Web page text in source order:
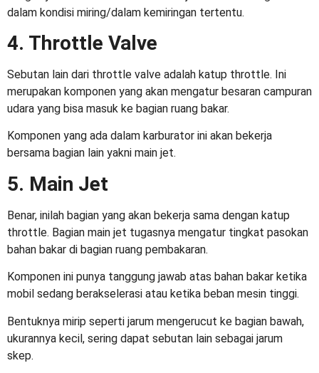
dalam kondisi miring/dalam kemiringan tertentu.
4. Throttle Valve
Sebutan lain dari throttle valve adalah katup throttle. Ini
merupakan komponen yang akan mengatur besaran campuran
udara yang bisa masuk ke bagian ruang bakar.
Komponen yang ada dalam karburator ini akan bekerja
bersama bagian lain yakni main jet.
5. Main Jet
Benar, inilah bagian yang akan bekerja sama dengan katup
throttle. Bagian main jet tugasnya mengatur tingkat pasokan
bahan bakar di bagian ruang pembakaran.
Komponen ini punya tanggung jawab atas bahan bakar ketika
mobil sedang berakselerasi atau ketika beban mesin tinggi.
Bentuknya mirip seperti jarum mengerucut ke bagian bawah,
ukurannya kecil, sering dapat sebutan lain sebagai jarum
skep.